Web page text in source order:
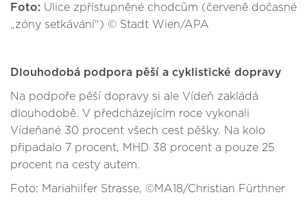
Foto: Ulice zpřístupněné chodcům (červeně dočasné
„zóny setkávání“) © Stadt Wien/APA
Dlouhodobá podpora pěší a cyklistické dopravy
Na podpoře pěší dopravy si ale Vídeň zakládá
dlouhodobě. V předcházejícím roce vykonali
Vídeňané 30 procent všech cest pěšky. Na kolo
připadalo 7 procent, MHD 38 procent a pouze 25
procent na cesty autem.
Foto: Mariahilfer Strasse, ©MA18/Christian Fürthner